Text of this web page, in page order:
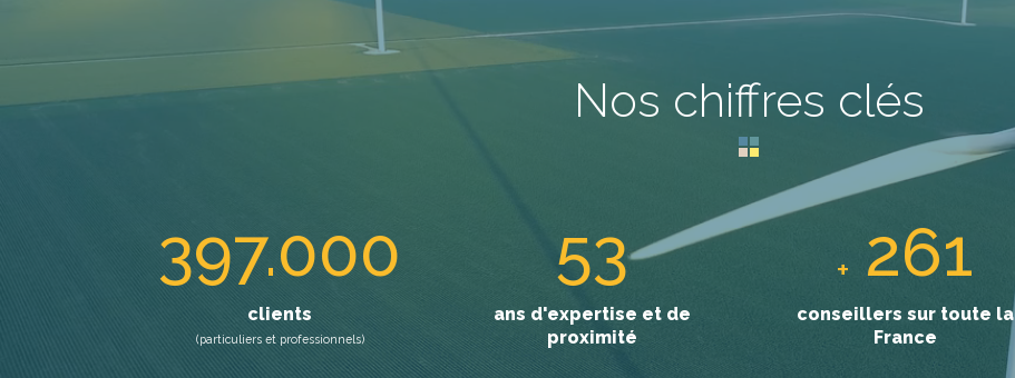
Nos chiffres clés
397.000
clients
(particuliers et professionnels)
80
ans d'expertise et de
proximité
+ 536
conseillers sur toute la
France